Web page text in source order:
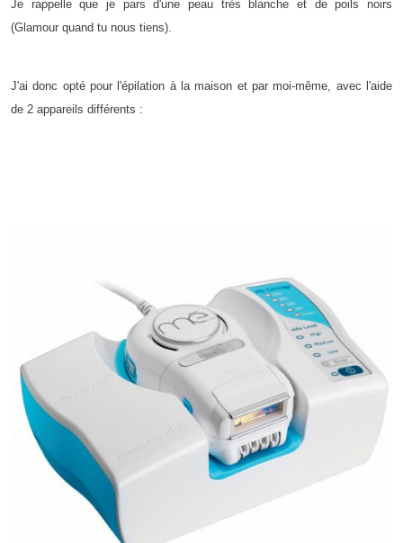
Je rappelle que je pars d'une peau très blanche et de poils noirs
(Glamour quand tu nous tiens).
J'ai donc opté pour l'épilation à la maison et par moi-même, avec l'aide
de 2 appareils différents :